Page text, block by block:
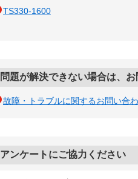
TS330-1600
問題が解決できない場合は、
故障・トラブルに関するお問い合
アンケートにご協力ください